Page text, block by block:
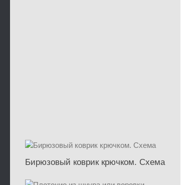
Бирюзовый коврик крючком. Схема